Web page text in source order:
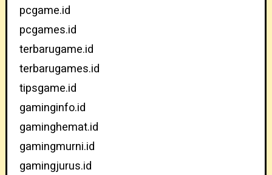
pcgame.id
pcgames.id
terbarugame.id
terbarugames.id
tipsgame.id
gaminginfo.id
gaminghemat.id
gamingmurni.id
gamingjurus.id